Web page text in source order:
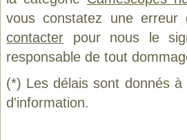
vous constatez une
contacter pour nous le
responsable de tout
(*) Les délais sont donnés
d'information.